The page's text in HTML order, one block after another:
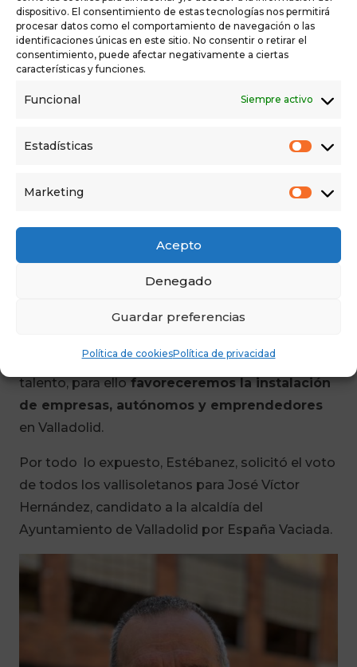
dispositivo. El consentimiento de estas tecnologías nos permitirá
procesar datos como el comportamiento de navegación o las
identificaciones únicas en este sitio. No consentir o retirar el
consentimiento, puede afectar negativamente a ciertas
características y funciones.
Funcional Siempre activo
Estadísticas
Marketing
Acepto
Denegado
Guardar preferencias
Política de cookiesPolítica de privacidad
«Queremos hacer unValladolid joven, creativo
y atractivo, mejorando la calidad de vida,
creando espacios de convivencia para todos los
vecinos, apostando firmemente por el proyecto
del soterramiento, como actuación necesaria
de tener vecinos de primera y de segunda.
tradición-artesanía con la modernidad y la
la ciudadanía y un urbanismo sostenible»,
Indicó que el mayor esfuerzo que se va a realizar
fijar poblacióny evitar la emigración de
talento, para ello favoreceremos la instalación
de empresas, autónomos y emprendedores
en Valladolid.
Por todo lo expuesto, Estébanez, solicitó el voto
de todos los vallisoletanos para José Víctor
Hernández, candidato a la alcaldía del
Ayuntamiento de Valladolid por España Vaciada.